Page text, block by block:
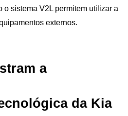
o sistema V2L permitem utilizar a
externos.
a
da Kia